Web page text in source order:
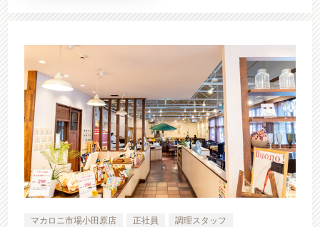
マカロニ市場小田原店 正社員 調理スタッフ